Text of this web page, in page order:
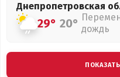
Днепропетровская
29° 20° дождь